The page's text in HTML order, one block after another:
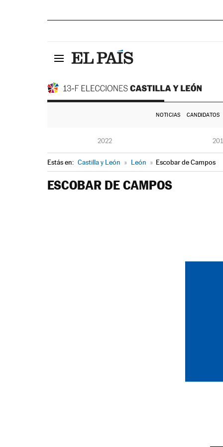
NOTICIAS CANDIDATOS
2022
Estás en: Castilla y León » León » Escobar de Campos
ESCOBAR DE CAMPOS